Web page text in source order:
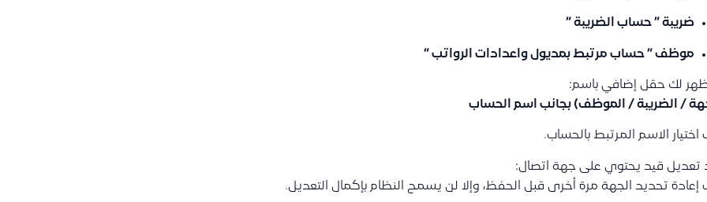
ضريبة ” حساب الضريبة ”
موظف ” حساب مرتبط بمديول واعدادات الرواتب ”
لك حقل إضافي باسم:
/ الضريبة / الموظف) بجانب اسم الحساب
اختيار الاسم المرتبط بالحساب.
تعديل قيد يحتوي على جهة اتصال:
إعادة تحديد الجهة مرة أخرى قبل الحفظ، وإلا لن يسمح النظام بإكمال التعديل.